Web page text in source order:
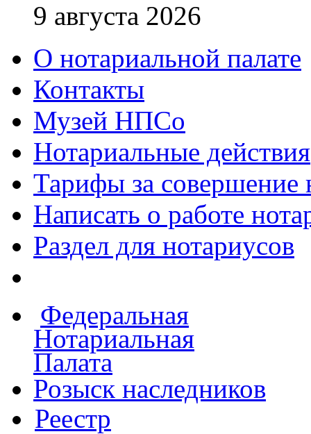
9 августа 2026
О нотариальной палате
Контакты
Музей НПСо
Нотариальные действия
Тарифы за совершение
Написать о работе
Раздел для нотариусов
Федеральная
Нотариальная
Палата
Розыск наследников
Реестр